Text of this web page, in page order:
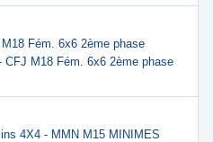
Fém. 6x6 2ème phase
CFJ M18 Fém. 6x6 2ème phase
4X4 - MMN M15 MINIMES